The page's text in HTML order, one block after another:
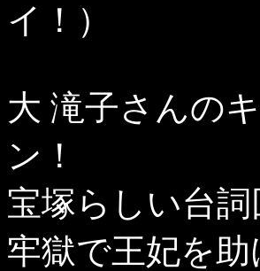
イ！）
大 滝子さんの
ン！
宝塚らしい台
牢獄で王妃を